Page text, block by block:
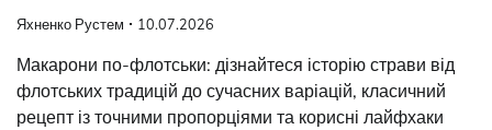
Яхненко Рустем 10.07.2026
Макарони по-флотськи: дізнайтеся історію страви від
флотських традицій до сучасних варіацій, класичний
рецепт із точними пропорціями та корисні лайфхаки